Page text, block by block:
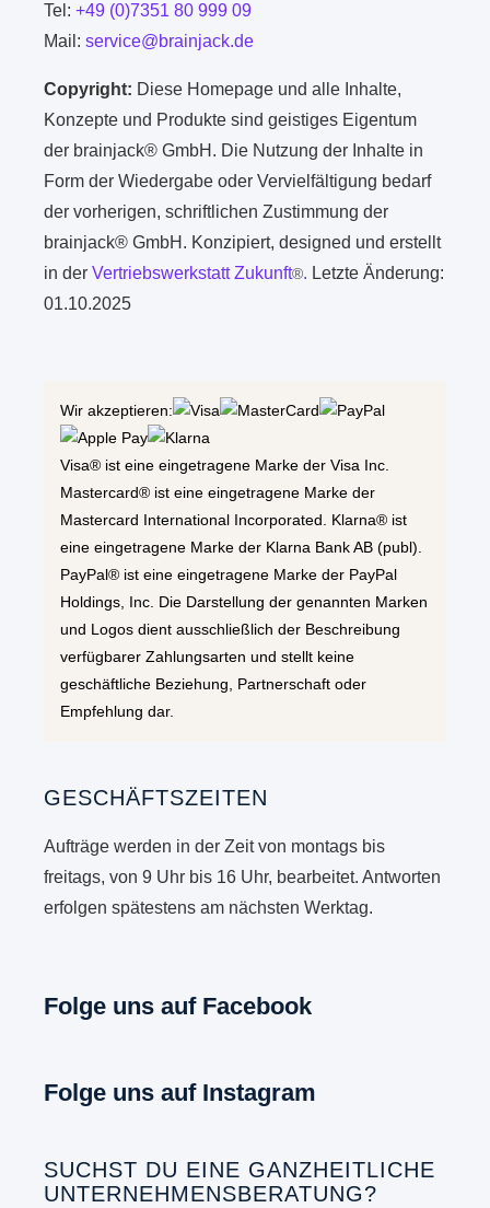
Tel:+49 (0)7351 80 999 09
Mail:service@brainjack.de
Copyright: Diese Homepage und alle Inhalte,
Konzepte und Produkte sind geistiges Eigentum
der brainjack® GmbH. Die Nutzung der Inhalte in
Form der Wiedergabe oder Vervielfältigung bedarf
der vorherigen, schriftlichen Zustimmung der
brainjack® GmbH. Konzipiert, designed und erstellt
in derVertriebswerkstatt Zukunft®. Letzte Änderung:
01.10.2025
Wir akzeptieren:
Visa® ist eine eingetragene Marke der Visa Inc.
Mastercard® ist eine eingetragene Marke der
Mastercard International Incorporated. Klarna® ist
eine eingetragene Marke der Klarna Bank AB (publ).
PayPal® ist eine eingetragene Marke der PayPal
Holdings, Inc. Die Darstellung der genannten Marken
und Logos dient ausschließlich der Beschreibung
verfügbarer Zahlungsarten und stellt keine
geschäftliche Beziehung, Partnerschaft oder
Empfehlung dar.
GESCHÄFTSZEITEN
Aufträge werden in der Zeit von montags bis
freitags, von 9 Uhr bis 16 Uhr, bearbeitet. Antworten
erfolgen spätestens am nächsten Werktag.
Folge uns auf Facebook
Folge uns auf Instagram
SUCHST DU EINE GANZHEITLICHE
UNTERNEHMENSBERATUNG?